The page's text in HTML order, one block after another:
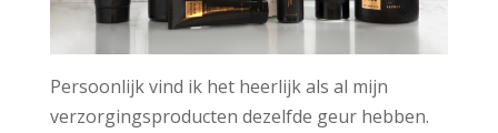
Persoonlijk vind ik het heerlijk als al mijn
verzorgingsproducten dezelfde geur hebben.